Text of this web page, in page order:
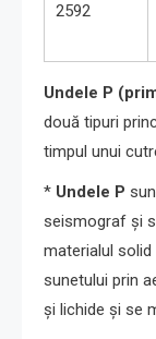
2592
Undele P
două tipuri
timpul unui
* Undele P
seismograf și
materialul
sunetului prin
și lichide și se